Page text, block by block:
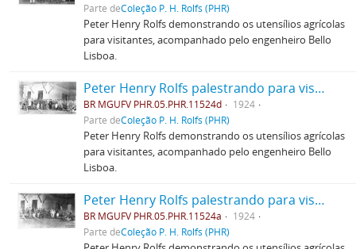
Parte deColeção P. H. Rolfs (PHR)
Peter Henry Rolfs demonstrando os utensílios agrícolas
para visitantes, acompanhado pelo engenheiro Bello
Lisboa.
Peter Henry Rolfs palestrando para visitantes
BR MGUFV PHR.05.PHR.11524d
1924
Parte deColeção P. H. Rolfs (PHR)
Peter Henry Rolfs demonstrando os utensílios agrícolas
para visitantes, acompanhado pelo engenheiro Bello
Lisboa.
Peter Henry Rolfs palestrando para visitantes
BR MGUFV PHR.05.PHR.11524a
1924
Parte deColeção P. H. Rolfs (PHR)